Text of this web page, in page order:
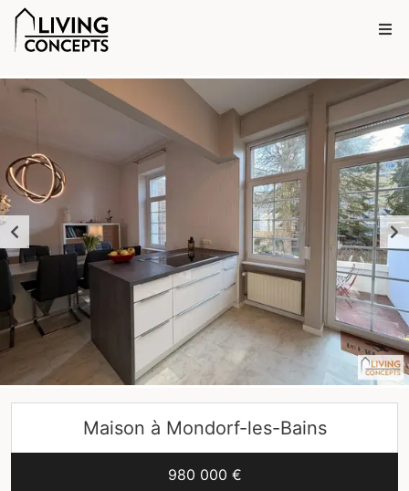
Maison à Mondorf-les-Bains
980 000 €